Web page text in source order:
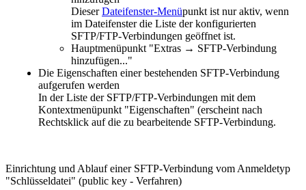
DieserDateifenster-Menüpunkt ist nur aktiv, wenn
im Dateifenster die Liste der konfigurierten
SFTP/FTP-Verbindungen geöffnet ist.
Hauptmenüpunkt "Extras → SFTP-Verbindung
hinzufügen..."
Die Eigenschaften einer bestehenden SFTP-Verbindung
aufgerufen werden
In der Liste der SFTP/FTP-Verbindungen mit dem
Kontextmenüpunkt "Eigenschaften" (erscheint nach
Rechtsklick auf die zu bearbeitende SFTP-Verbindung.
Einrichtung und Ablauf einer SFTP-Verbindung vom Anmeldetyp
"Schlüsseldatei" (public key - Verfahren)